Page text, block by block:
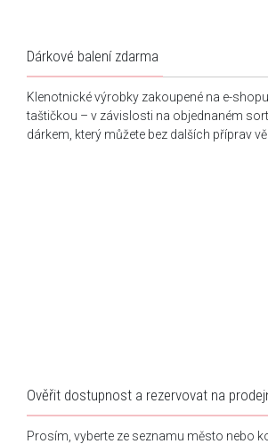
Dárkové balení zdarma
Klenotnické výrobky zakoupené na e-
taštičkou – v závislosti na objednaném
dárkem, který můžete bez dalších příprav
Ověřit dostupnost a rezervovat na
Prosím, vyberte ze seznamu město nebo